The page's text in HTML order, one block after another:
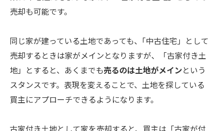
売却も可能です。
同じ家が建っている土地であっても、｢中古住宅」として
売却するときは家がメインとなりますが、「古家付き土
地」とすると、あくまでも売るのは土地がメインという
スタンスです。表現を変えることで、土地を探している
買主にアプローチできるようになります。
古家付き土地として家を売却すると、買主は「古家が付